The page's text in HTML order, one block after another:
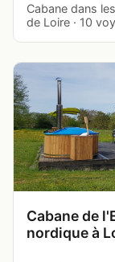
Cabane dans
de Loire · 10
Cabane de
nordique à